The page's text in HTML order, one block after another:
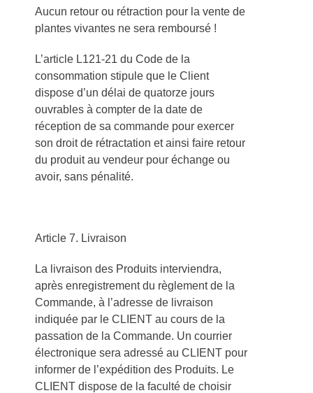
Aucun retour ou rétraction pour la vente de
plantes vivantes ne sera remboursé !
L’article L121-21 du Code de la
consommation stipule que le Client
dispose d’un délai de quatorze jours
ouvrables à compter de la date de
réception de sa commande pour exercer
son droit de rétractation et ainsi faire retour
du produit au vendeur pour échange ou
avoir, sans pénalité.
Article 7. Livraison
La livraison des Produits interviendra,
après enregistrement du règlement de la
Commande, à l’adresse de livraison
indiquée par le CLIENT au cours de la
passation de la Commande. Un courrier
électronique sera adressé au CLIENT pour
informer de l’expédition des Produits. Le
CLIENT dispose de la faculté de choisir